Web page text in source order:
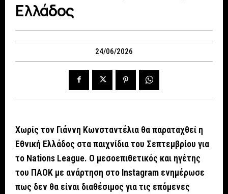
Ελλάδος
24/06/2026
Χωρίς τον Γιάννη Κωνσταντέλια θα παραταχθεί η
Εθνική Ελλάδος στα παιχνίδια του Σεπτεμβρίου για
το Nations League. Ο μεσοεπιθετικός και ηγέτης
του ΠΑΟΚ με ανάρτηση στο Instagram ενημέρωσε
πως δεν θα είναι διαθέσιμος για τις επόμενες